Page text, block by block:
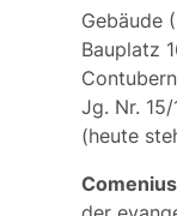
Gebäude
Bauplatz
Jg. Nr.
(heute